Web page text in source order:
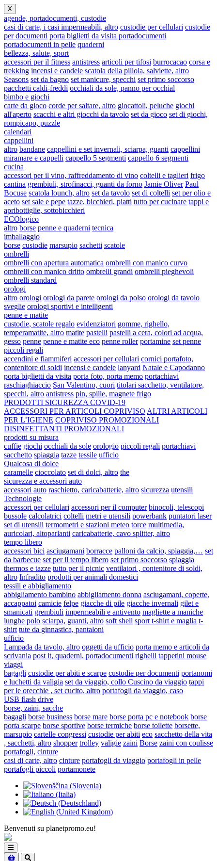
X
agende, portadocumenti, custodie
casi di carte, i casi impermeabili, altro custodie per cellulari custodie
per documenti porta biglietti da visita portadocumenti
portadocumenti in pelle quaderni
bellezza, salute, sport
accessori per il fitness antistress articoli per tifosi burrocacao corsa e
trekking incensi e candele scatola della pillola, salviette, altro
Seasons set da bagno set manicure, specchi set primo soccorso
pacchetti caldi-freddi occhiali da sole, panno per occhial
bimbo e giochi
carte da gioco corde per saltare, altro giocattoli, peluche giochi
all'aperto scacchi e altri giocchi da tavolo set da gioco set di giochi,
rompicapo, puzzle
calendari
cappellini
altro bandane cappellini e set invernali, sciarpa, guanti cappellini
miramare e cappelli cappello 5 segmenti cappello 6 segmenti
cucina
accessori per il vino, raffreddamento di vino coltelli e taglieri frigo
cantina grembiuli, strofinacci, guanti da forno Jamie Oliver Paul
Bocuse scatola lounch, altro set da tavolo set di coltelli set per olio e
aceto set sale e pepe tazze, bicchieri, piatti tutto per cucinare tappi e
apribottiglie, sottobicchieri
ECOlogico
altro borse penne e quaderni tecnica
imballaggio
borse custodie marsupio sachetti scatole
ombrelli
ombrelli con apertura automatica ombrelli con manico curvo
ombrelli con manico dritto ombrelli grandi ombrelli pieghevoli
ombrelli standard
orologi
altro orologi orologi da parete orologi da polso orologi da tavolo
sveglie orologi sportivi e intelligenti
penne e matite
custodie, scatole regalo evidenziatori gomme, righello,
temperamatite, altro matite pastelli pastelli a cera, colori ad acqua,
gesso penne penne e matite eco penne roller portamine set penne
piccoli regali
accendini e fiammiferi accessori per cellulari cornici portafoto,
contenitore di soldi incensi e candele lanyard Natale e Capodanno
porta biglietti da visita porta foto, porta memo portachiavi
raschiaghiaccio San Valentino, cuori titolari sacchetto, ventilatore,
specchi, altro antistress pin, spille, magnete frigo
PRODOTTI SICUREZZA COVID-19
ACCESSORI PER ARTICOLI COPRIVISO ALTRI ARTICOLI
PER L’IGIENE COPRIVISO PROMOZIONALI
DISINFETTANTI PROMOZIONALI
prodotti su misura
cuffie giochi occhiali da sole orologio piccoli regali portachiavi
sacchetto spiaggia tazze tessile ufficio
Qualcosa di dolce
caramelle cioccolato set di dolci, altro the
sicurezza e accessori auto
accessori auto raschietto, caricabatterie, altro sicurezza utensili
Technologie
accessori per cellulari accessori per il computer binocoli, telescopi
bussole calcolatrici coltelli metri e utensili powerbank puntatori laser
set di utensili termometri e stazioni meteo torce multimedia,
auricolari, altoparlanti caricabatterie, cavo splitter, altro
tempo libero
accessori bici asciugamani borracce palloni da calcio, spiaggia,… set
da barbecue set per il tempo libero set primo soccorso spiaggia
thermos e tazze tutto per il picnic ventilatori , contenitore di soldi,
altro Infradito prodotti per animali domestici
tessili e abbigliamento
abbigliamento bambino abbigliamento donna asciugamani, coperte,
accappatoi camicie felpe giacche di pile giacche invernali gilet e
smanicati grembiuli impermeabili e antivento magliette a maniche
lunghe polo sciarpa, guanti, altro soft shell sport t-shirt e maglia t-
shirt tute da ginnastica, pantaloni
ufficio
Lampada da tavolo, altro oggetti da ufficio porta memo e articoli da
scrivania post it, quaderni, portadocumenti righelli tappetini mouse
viaggi
bagagli custodie per abiti e scarpe custodie per documenti portanomi
e luchetti da valigia set da viaggio, collo Cuscino da viaggio tappi
per le orecchie , set cucito, altro portafogli da viaggio, caso
USB flash drive
borse, zaini, sacche
bagagli borse business borse mare borse porta pc e notebook borse
porta scarpe borse sportive borse termiche borse toilette borsette,
marsupio cartelle congressi custodie per abiti eco sacchetto della vita
, sacchetti, altro shopper trolley valigie zaini Borse zaini con coulisse
portafogli, cinture
casi di carte, altro cinture portafogli da viaggio portafogli in pelle
portafogli piccoli portamonete
Benvenuti su planetpromo.eu!
Toggle
navigation